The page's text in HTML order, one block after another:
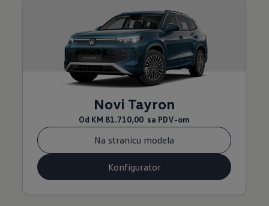
Novi Tayron
Od KM 81.710,00 sa PDV-om
Na stranicu modela
Konfigurator